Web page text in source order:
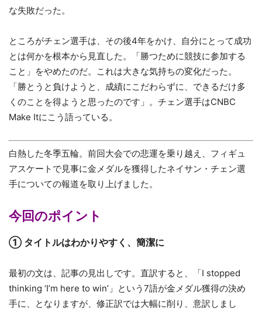
な失敗だった。
ところがチェン選手は、その後4年をかけ、自分にとって成功
とは何かを根本から見直した。「勝つために競技に参加する
こと」をやめたのだ。これは大きな気持ちの変化だった。
「勝とうと負けようと、成績にこだわらずに、できるだけ多
くのことを得ようと思ったのです」。チェン選手はCNBC
Make Itにこう語っている。
白熱した冬季五輪。前回大会での悲運を乗り越え、フィギュ
アスケートで見事に金メダルを獲得したネイサン・チェン選
手についての報道を取り上げました。
今回のポイント
① タイトルはわかりやすく、簡潔に
最初の文は、記事の見出しです。直訳すると、「I stopped
thinking ‘I’m here to win’」という7語が金メダル獲得の決め
手に、となりますが、修正訳では大幅に削り、意訳しまし